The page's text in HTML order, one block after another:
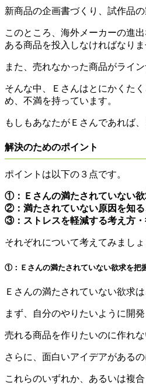
新商品の企画書づくり、試作品
このところ、海外メーカーの進
ある商品を投入しなければなりま
また、売れなかった商品がライ
そんな中、Ｅさんはとにかくた
め、不満を持っています。
もしもあなたがＥさんであれば
解決のためのポイント
ポイントは以下の３点です。
①：Ｅさんの満たされていない欲
②：満たされていない原因を知る
③：ストレスを軽減する考え方
それぞれについて考えてみましょ
①： Ｅさんの満たされていない欲求を把
Ｅさんの満たされていない欲求
まず、自分のやりたいように開
売れる商品を作りたいのに作れ
さらに、面白いアイデアがある
これらのいずれか、あるいは複